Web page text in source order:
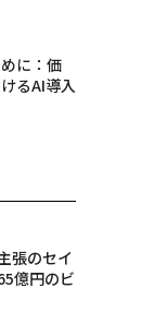
に：価
るAI導入
張のセイ
億円のビ